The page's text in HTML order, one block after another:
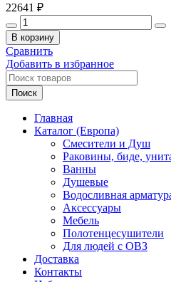
22641 ₽
Количество
товара
GLOBO
Сиденье
для
унитаза
soft-
system,
белый
В корзину
Сравнить
Добавить в избранное
Поиск
Главная
Каталог (Европа)
Смесители и Душ
Раковины, биде,
Ванны
Душевые
Водосливная
Аксессуары
Мебель
Полотенцесушители
Для людей с ОВЗ
Доставка
Контакты